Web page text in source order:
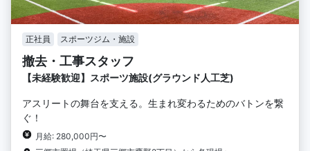
正社員 スポーツジム・施設
撤去・工事スタッフ
【未経験歓迎】スポーツ施設(グラウンド人工芝)
アスリートの舞台を支える。生まれ変わるためのバトンを繋
ぐ！
月給: 280,000円〜